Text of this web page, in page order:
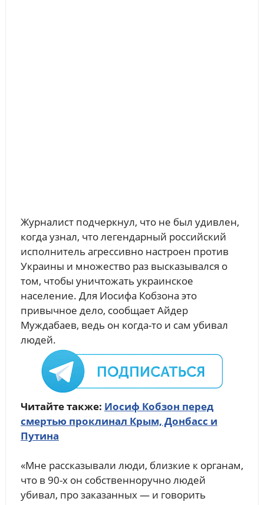
Журналист подчеркнул, что не был удивлен,
когда узнал, что легендарный российский
исполнитель агрессивно настроен против
Украины и множество раз высказывался о
том, чтобы уничтожать украинское
население. Для Иосифа Кобзона это
привычное дело, сообщает Айдер
Муждабаев, ведь он когда-то и сам убивал
людей.
Читайте также: Иосиф Кобзон перед
смертью проклинал Крым, Донбасс и
Путина
«Мне рассказывали люди, близкие к органам,
что в 90-х он собственноручно людей
убивал, про заказанных — и говорить